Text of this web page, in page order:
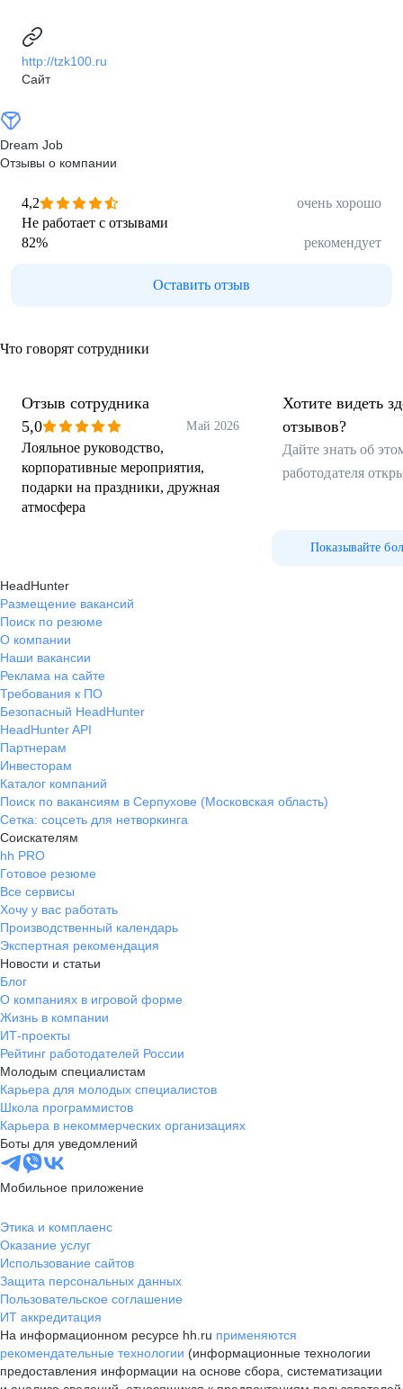
http://tzk100.ru
Сайт
Dream Job
Отзывы о компании
4,2
очень хорошо
Не работает с отзывами
82% рекомендует
Оставить отзыв
Что говорят сотрудники
Отзыв сотрудника
5,0
Май 2026
Лояльное руководство,
корпоративные мероприятия,
подарки на праздники, дружная
атмосфера
Хотите видеть
отзывов?
Дайте знать об
работодателя
Показывайте
HeadHunter
Размещение вакансий
Поиск по резюме
О компании
Наши вакансии
Реклама на сайте
Требования к ПО
Безопасный HeadHunter
HeadHunter API
Партнерам
Инвесторам
Каталог компаний
Поиск по вакансиям в Серпухове (Московская область)
Сетка: соцсеть для нетворкинга
Соискателям
hh PRO
Готовое резюме
Все сервисы
Хочу у вас работать
Производственный календарь
Экспертная рекомендация
Новости и статьи
Блог
О компаниях в игровой форме
Жизнь в компании
ИТ-проекты
Рейтинг работодателей России
Молодым специалистам
Карьера для молодых специалистов
Школа программистов
Карьера в некоммерческих организациях
Боты для уведомлений
Мобильное приложение
Этика и комплаенс
Оказание услуг
Использование сайтов
Защита персональных данных
Пользовательское соглашение
ИТ аккредитация
На информационном ресурсе hh.ru применяются
рекомендательные технологии (информационные технологии
предоставления информации на основе сбора, систематизации